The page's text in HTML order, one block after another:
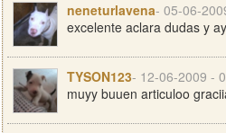
neneturlavena- 05-06-
excelente aclara dudas y
TYSON123- 12-06-2009 -
muyy buuen articuloo